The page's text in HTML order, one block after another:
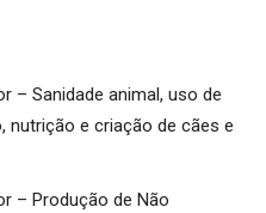
– Sanidade animal, uso de
nutrição e criação de cães e
– Produção de Não